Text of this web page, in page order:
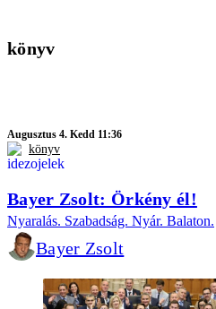
könyv
Augusztus 4. Kedd 11:36
könyv
Bayer Zsolt: Örkény él!
Nyaralás. Szabadság. Nyár. Balaton.
Bayer Zsolt